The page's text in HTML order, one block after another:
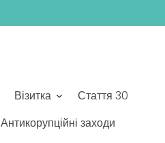
Візитка
Стаття 30
Антикорупційні заходи